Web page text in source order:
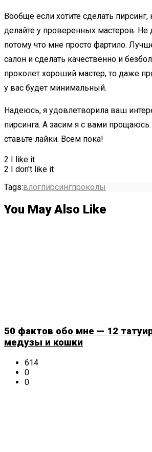
Вообще если хотите сделать
делайте у проверенных мастеров. Не
потому что мне просто фартило.
салон и сделать качественно и
проколет хороший мастер, то даже
у вас будет минимальный.
Надеюсь, я удовлетворила ваш
пирсинга. А засим я с вами прощаюсь.
ставьте лайки. Всем пока!
2 I like it
2 I don't like it
Tags:влогпирсингпроколы
You May Also Like
50 фактов обо мне — 12
медузы и кошки
614
0
0